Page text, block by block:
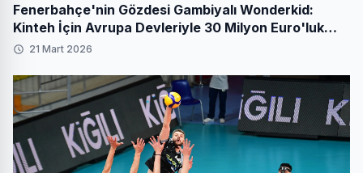
Fenerbahçe'nin Gözdesi Gambiyalı Wonderkid:
Kinteh İçin Avrupa Devleriyle 30 Milyon Euro'luk
Yarış!
21 Mart 2026